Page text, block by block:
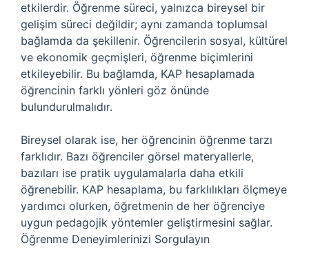
etkilerdir. Öğrenme süreci, yalnızca bireysel bir
gelişim süreci değildir; aynı zamanda toplumsal
bağlamda da şekillenir. Öğrencilerin sosyal, kültürel
ve ekonomik geçmişleri, öğrenme biçimlerini
etkileyebilir. Bu bağlamda, KAP hesaplamada
öğrencinin farklı yönleri göz önünde
bulundurulmalıdır.
Bireysel olarak ise, her öğrencinin öğrenme tarzı
farklıdır. Bazı öğrenciler görsel materyallerle,
bazıları ise pratik uygulamalarla daha etkili
öğrenebilir. KAP hesaplama, bu farklılıkları ölçmeye
yardımcı olurken, öğretmenin de her öğrenciye
uygun pedagojik yöntemler geliştirmesini sağlar.
Öğrenme Deneyimlerinizi Sorgulayın